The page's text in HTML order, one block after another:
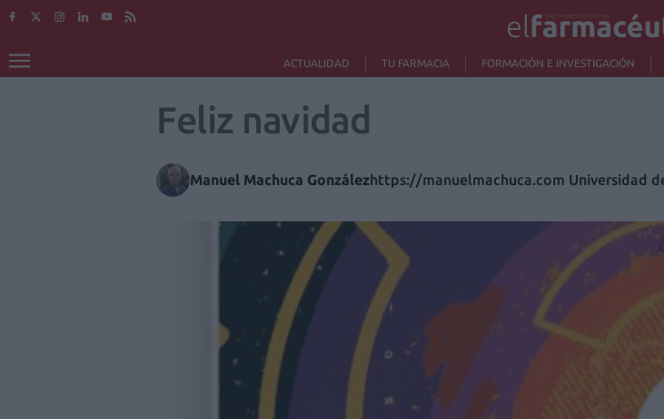
ACTUALIDAD TU FARMACIA FORMACIÓN E INVESTIGACIÓN
Feliz navidad
Manuel Machuca Gonzálezhttps://manuelmachuca.com Universidad